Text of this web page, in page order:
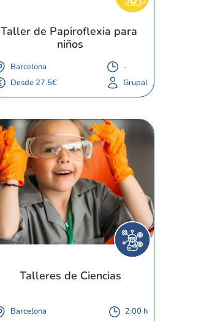
Taller de Papiroflexia para
niños
Barcelona
Desde 27.5€
-
Grupal
Talleres de Ciencias
Barcelona
2:00 h